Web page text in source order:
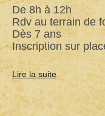
De 8h à 12h
Rdv au terrain de
Dès 7 ans
Inscription sur
Lire la suitede
Tournois
de